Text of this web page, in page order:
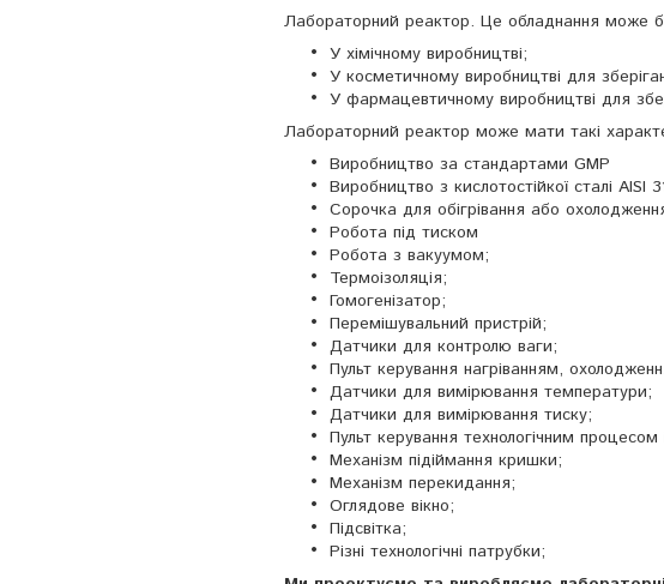
Лабораторний реактор. Це обладнання може
У хімічному виробництві;
У косметичному виробництві для
У фармацевтичному виробництві для
Лабораторний реактор може мати такі
Виробництво за стандартами GMP
Виробництво з кислотостійкої сталі AISI
Сорочка для обігрівання або
Робота під тиском
Робота з вакуумом;
Термоізоляція;
Гомогенізатор;
Перемішувальний пристрій;
Датчики для контролю ваги;
Пульт керування нагріванням,
Датчики для вимірювання температури;
Датчики для вимірювання тиску;
Пульт керування технологічним
Механізм підіймання кришки;
Механізм перекидання;
Оглядове вікно;
Підсвітка;
Різні технологічні патрубки;